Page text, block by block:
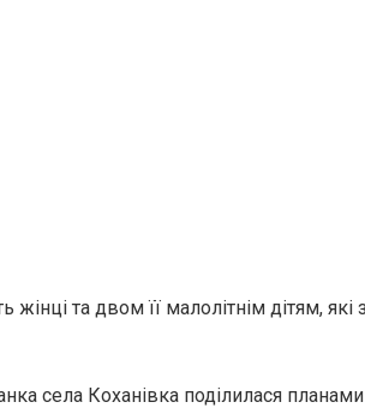
та двом її малолітнім дітям, які
села Коханівка поділилася